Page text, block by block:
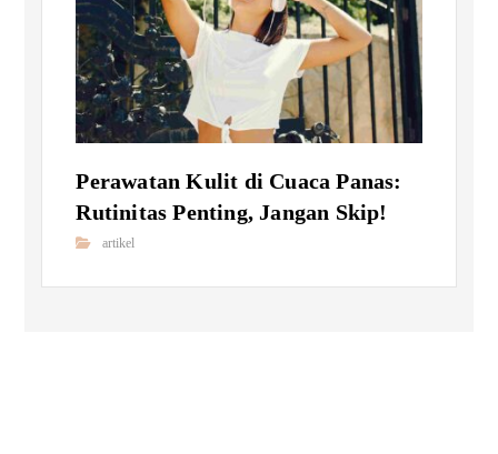
Perawatan Kulit di Cuaca Panas:
Rutinitas Penting, Jangan Skip!
artikel